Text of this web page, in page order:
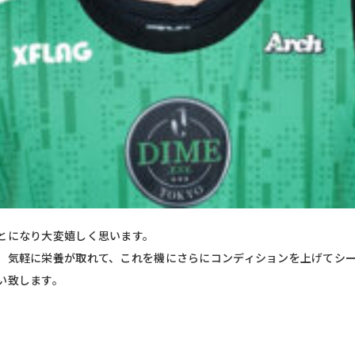
なり大変嬉しく思います。
気軽に栄養が取れて、これを機にさらにコンディションを上げてシ
します。